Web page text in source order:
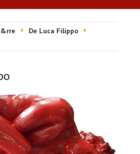
De Luca Filippo